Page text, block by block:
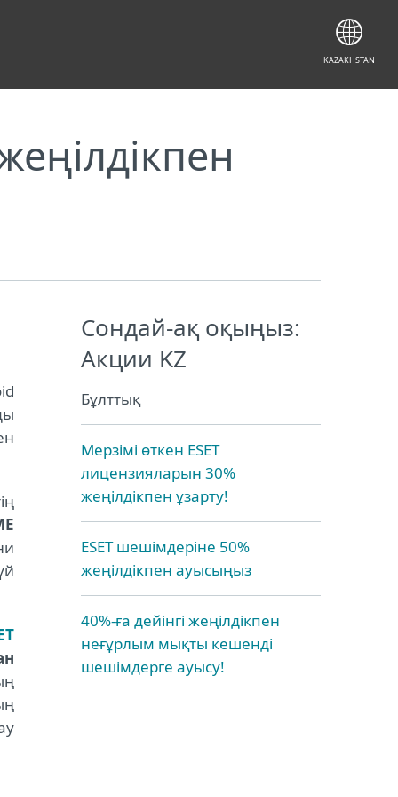
Сондай-ақ оқыңыз:
Акции KZ
Бұлттық
Мерзімі өткен ESET
лицензияларын 30%
жеңілдікпен ұзарту!
ESET шешімдеріне 50%
жеңілдікпен ауысыңыз
40%-ға дейінгі жеңілдікпен
неғұрлым мықты кешенді
шешімдерге ауысу!
KAZAKHSTAN